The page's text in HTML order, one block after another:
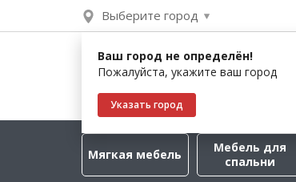
Выберите город
Ваш город не определён!
Пожалуйста, укажите ваш город
Указать город
Мягкая мебель
Мебель для
спальни